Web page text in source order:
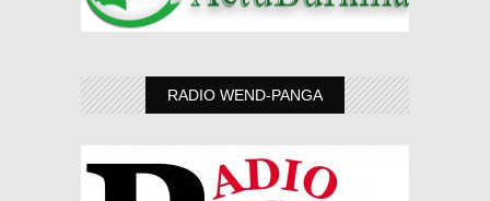
RADIO WEND-PANGA